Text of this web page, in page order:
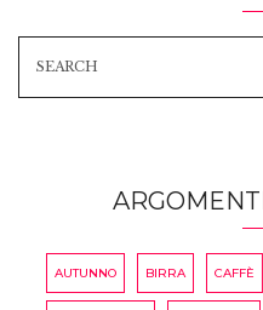
AUTUNNO BIRRA CAFFÈ